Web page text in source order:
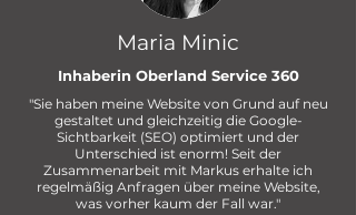
Maria Minic
Inhaberin Oberland Service 360
"Sie haben meine Website von Grund auf neu
gestaltet und gleichzeitig die Google-
Sichtbarkeit (SEO) optimiert und der
Unterschied ist enorm! Seit der
Zusammenarbeit mit Markus erhalte ich
regelmäßig Anfragen über meine Website,
was vorher kaum der Fall war."